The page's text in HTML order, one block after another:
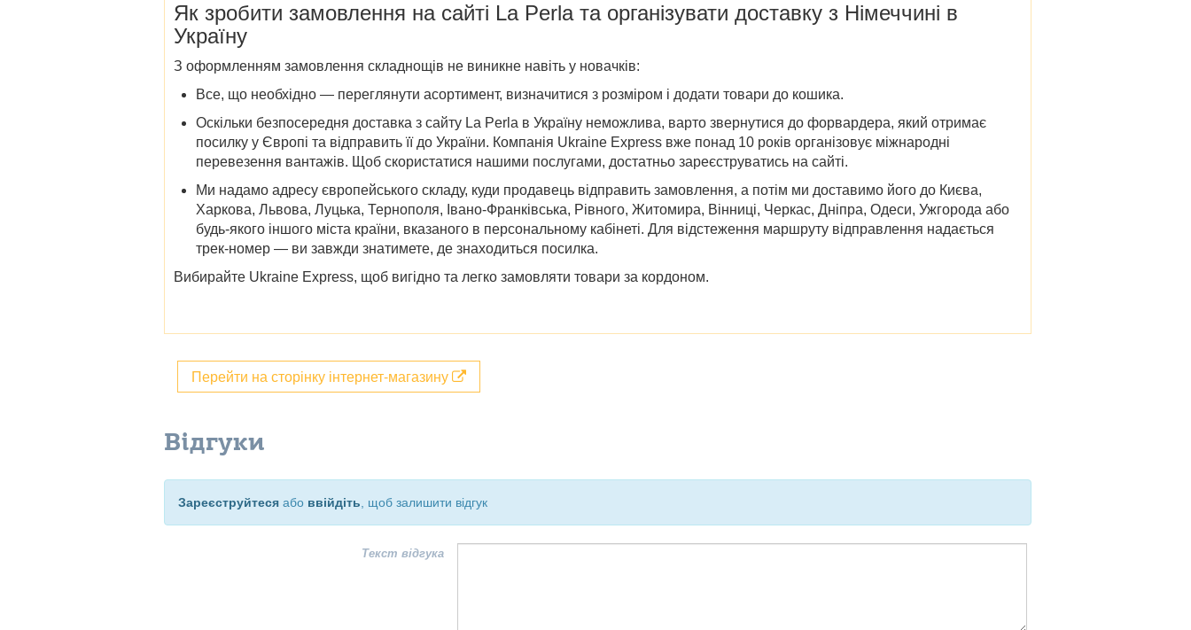
Як зробити замовлення насайті La Perlaта організувати доставку з Німеччині в
Україну
З оформленням замовлення складнощів не виникне навіть у новачків:
Все, що необхідно — переглянути асортимент, визначитися з розміром і додати товари до кошика.
Оскільки безпосередня доставка з сайту La Perla в Україну неможлива, варто звернутися до форвардера, який отримає
посилку у Європі та відправить її до України. Компанія Ukraine Express вже понад 10 років організовує міжнародні
перевезення вантажів. Щоб скористатися нашими послугами, достатньо зареєструватись на сайті.
Ми надамо адресу європейського складу, куди продавець відправить замовлення, а потім ми доставимо його до Києва,
Харкова, Львова, Луцька, Тернополя, Івано-Франківська, Рівного, Житомира, Вінниці, Черкас, Дніпра, Одеси, Ужгорода або
будь-якого іншого міста країни, вказаного в персональному кабінеті. Для відстеження маршруту відправлення надається
трек-номер — ви завжди знатимете, де знаходиться посилка.
Вибирайте Ukraine Express, щоб вигідно та легко замовляти товари за кордоном.
Перейти на сторінку інтернет-магазину
Відгуки
Зареєструйтеся або ввійдіть , щоб залишити відгук
Текст відгука